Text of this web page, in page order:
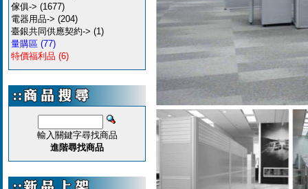
傢俱-> (1677)
電器用品-> (204)
臺銀共同供應契約-> (1)
量購區 (77)
特價福利品 (6)
輸入關鍵字尋找商品
進階尋找商品